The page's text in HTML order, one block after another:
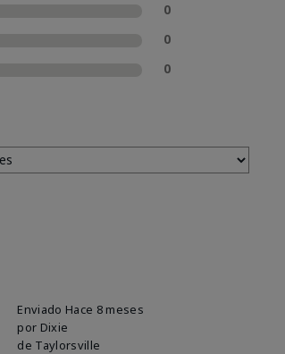
0
0
0
Enviado Hace 8 meses
por Dixie
de Taylorsville